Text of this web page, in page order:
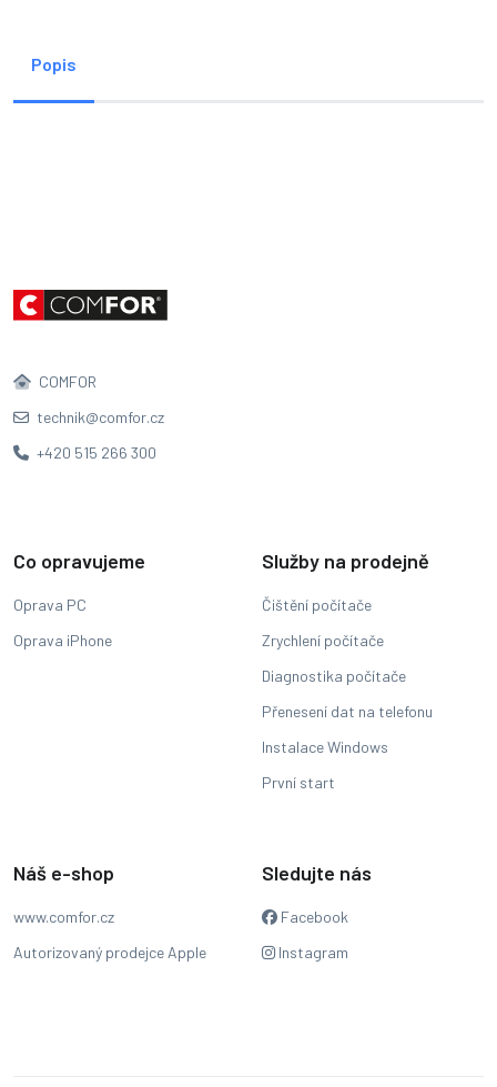
Popis
COMFOR
technik@comfor.cz
+420 515 266 300
Co opravujeme
Oprava PC
Oprava iPhone
Služby na prodejně
Čištění počítače
Zrychlení počítače
Diagnostika počítače
Přenesení dat na telefonu
Instalace Windows
První start
Náš e-shop
www.comfor.cz
Autorizovaný prodejce Apple
Sledujte nás
Facebook
Instagram